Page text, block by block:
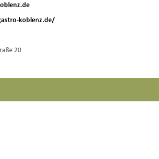
koblenz.de/
20